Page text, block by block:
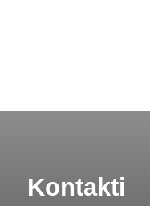
Kontakti